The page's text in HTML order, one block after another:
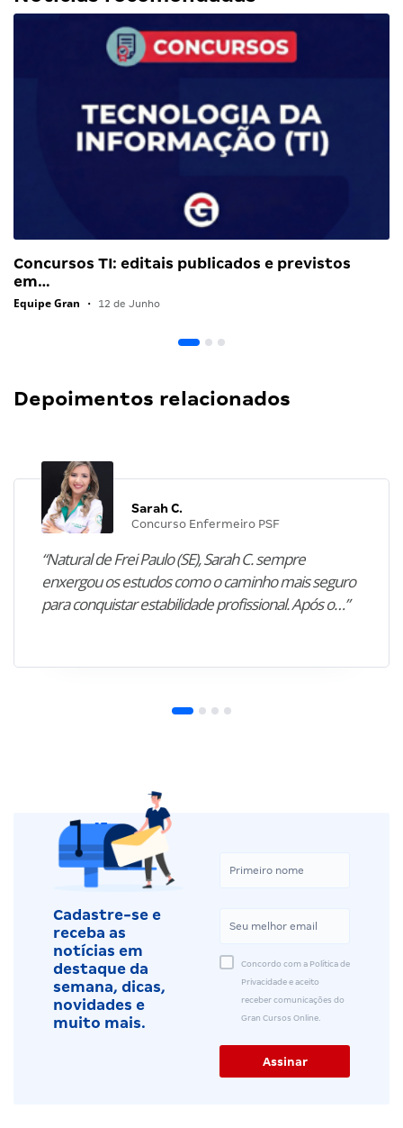
Concursos TI: editais publicados e previstos
em…
Equipe Gran • 12 de Junho
Depoimentos relacionados
Sarah C.
Concurso Enfermeiro PSF
“Natural de Frei Paulo (SE), Sarah C. sempre
enxergou os estudos como o caminho mais seguro
para conquistar estabilidade profissional. Após o…”
Cadastre-se e
receba as
notícias em
destaque da
semana, dicas,
novidades e
muito mais.
Concordo com a Política de
Privacidade e aceito
receber comunicações do
Gran Cursos Online.